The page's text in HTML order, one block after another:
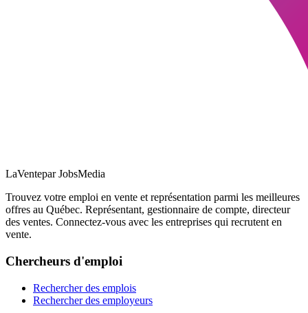
LaVentepar JobsMedia
Trouvez votre emploi en vente et représentation parmi les meilleures
offres au Québec. Représentant, gestionnaire de compte, directeur
des ventes. Connectez-vous avec les entreprises qui recrutent en
vente.
Chercheurs d'emploi
Rechercher des emplois
Rechercher des employeurs